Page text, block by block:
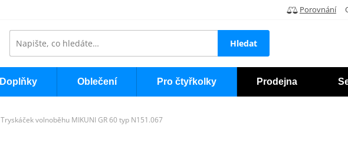
Porovnání
Hledat
Doplňky Oblečení Pro čtyřkolky Prodejna
Tryskáček volnoběhu MIKUNI GR 60 typ N151.067